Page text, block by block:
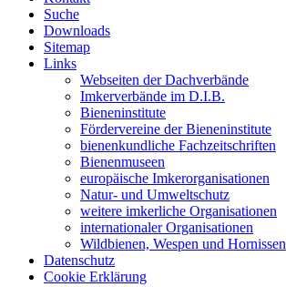
Suche
Downloads
Sitemap
Links
Webseiten der Dachverbände
Imkerverbände im D.I.B.
Bieneninstitute
Fördervereine der Bieneninstitute
bienenkundliche Fachzeitschriften
Bienenmuseen
europäische Imkerorganisationen
Natur- und Umweltschutz
weitere imkerliche Organisationen
internationaler Organisationen
Wildbienen, Wespen und Hornissen
Datenschutz
Cookie Erklärung